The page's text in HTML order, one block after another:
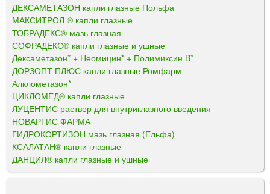
ДЕКСАМЕТАЗОН капли глазные Польфа
МАКСИТРОЛ ® капли глазные
ТОБРАДЕКС® мазь глазная
СОФРАДЕКС® капли глазные и ушные
Дексаметазон* + Неомицин* + Полимиксин B*
ДОРЗОПТ ПЛЮС капли глазные Ромфарм
Алклометазон*
ЦИКЛОМЕД® капли глазные
ЛУЦЕНТИС раствор для внутриглазного введения
НОВАРТИС ФАРМА
ГИДРОКОРТИЗОН мазь глазная (Ельфа)
КСАЛАТАН® капли глазные
ДАНЦИЛ® капли глазные и ушные